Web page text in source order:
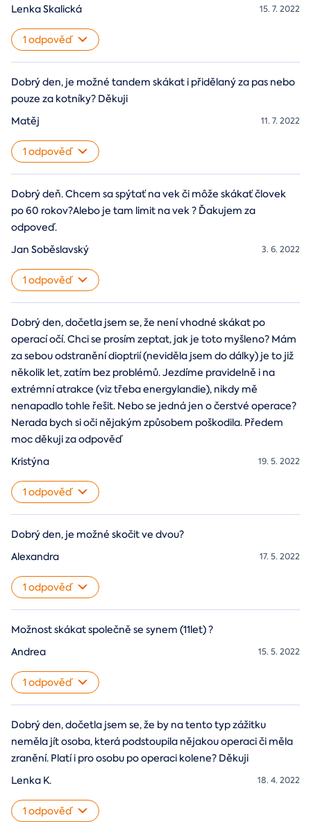
15. 7. 2022
Lenka Skalická
1 odpověď
Dobrý den, je možné tandem skákat i přidělaný za pas nebo
pouze za kotníky? Děkuji
11. 7. 2022
Matěj
1 odpověď
Dobrý deň. Chcem sa spýtať na vek či môže skákať človek
po 60 rokov?Alebo je tam limit na vek ? Ďakujem za
odpoveď.
3. 6. 2022
Jan Soběslavský
1 odpověď
Dobrý den, dočetla jsem se, že není vhodné skákat po
operací očí. Chci se prosím zeptat, jak je toto myšleno? Mám
za sebou odstranění dioptrií (neviděla jsem do dálky) je to již
několik let, zatím bez problémů. Jezdíme pravidelně i na
extrémní atrakce (viz třeba energylandie), nikdy mě
nenapadlo tohle řešit. Nebo se jedná jen o čerstvé operace?
Nerada bych si oči nějakým způsobem poškodila. Předem
moc děkuji za odpověď
19. 5. 2022
Kristýna
1 odpověď
Dobrý den, je možné skočit ve dvou?
17. 5. 2022
Alexandra
1 odpověď
Možnost skákat společně se synem (11let) ?
15. 5. 2022
Andrea
1 odpověď
Dobrý den, dočetla jsem se, že by na tento typ zážitku
neměla jít osoba, která podstoupila nějakou operaci či měla
zranění. Platí i pro osobu po operaci kolene? Děkuji
18. 4. 2022
Lenka K.
1 odpověď